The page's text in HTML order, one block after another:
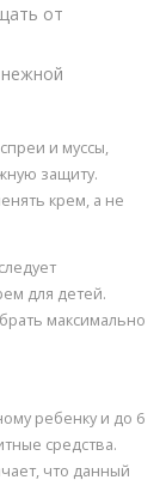
от
и муссы,
защиту.
крем, а не
для детей.
максимально
ребенку и до 6
средства.
что данный